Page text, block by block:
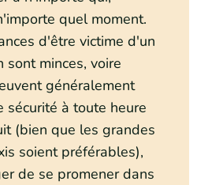
quel moment.
d'être victime d'un
minces, voire
généralement
sécurité à toute heure
(bien que les grandes
soient préférables),
de se promener dans